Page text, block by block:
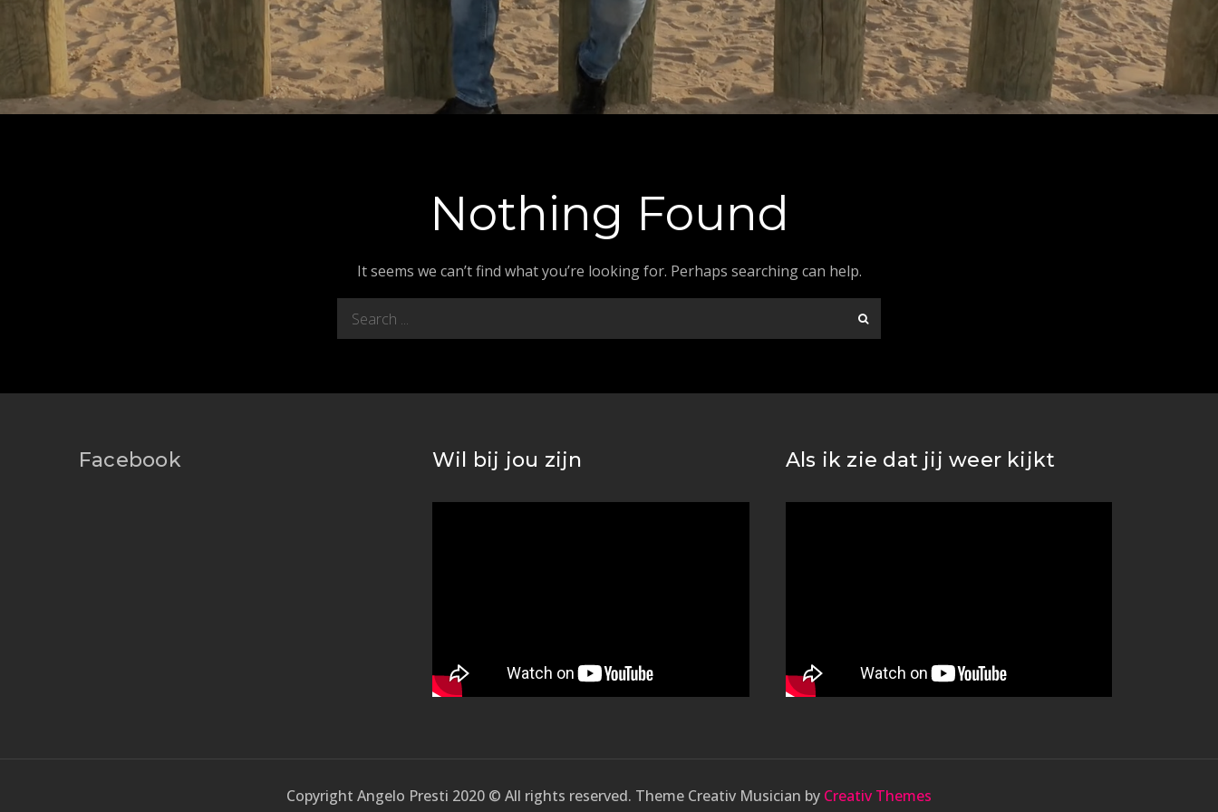
Nothing Found
It seems we can’t find what you’re looking for. Perhaps searching can help.
Search
for:
Facebook Wil bij jou zijn Als ik zie dat jij weer kijkt
Copyright Angelo Presti 2020 © All rights reserved. Theme Creativ Musician by Creativ Themes